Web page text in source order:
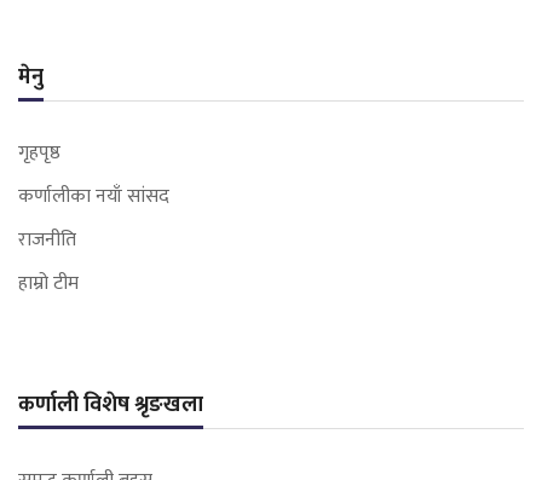
मेनु
गृहपृष्ठ
कर्णालीका नयाँ सांसद
राजनीति
हाम्रो टीम
कर्णाली विशेष श्रृङखला